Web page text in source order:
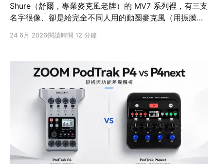
Shure（舒爾，專業麥克風老牌）的 MV7 系列裡，有三支
名字很像、卻是給完全不同人用的動圈麥克風（用振膜帶
MV7X、MV7+、MV7i。很多人站在店裡分不出來該買哪
別不是音質高低，而是三種完全不同的錄音哲學：MV7X
把麥克風交給「你的系統」、MV7+ 自己一支就能搞定、
MV7i 則是「麥克風自己就是系統」。先講一個最多人踩
的雷：MV7X 沒有 USB，不能直接插電腦錄音 —— 這點
等下細講。 先給結論：三種錄音哲學，先看你有沒有錄音
USB-C + XLR/樂器輸入
24 6月 2026閱讀時間 12 分鐘